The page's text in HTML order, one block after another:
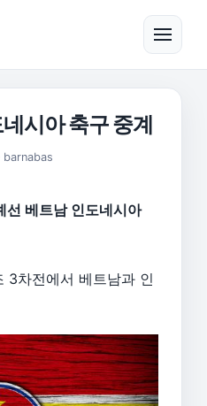
메뉴
시아 축구 중계
8월 1일
barnabas
베트남 인도네시아
3차전에서 베트남과 인